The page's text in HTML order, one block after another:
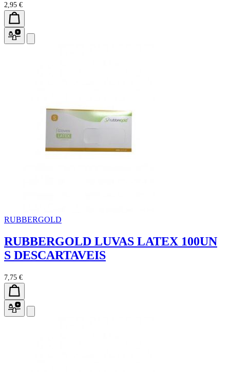
2,95 €
RUBBERGOLD
RUBBERGOLD LUVAS LATEX 100UN
S DESCARTAVEIS
7,75 €